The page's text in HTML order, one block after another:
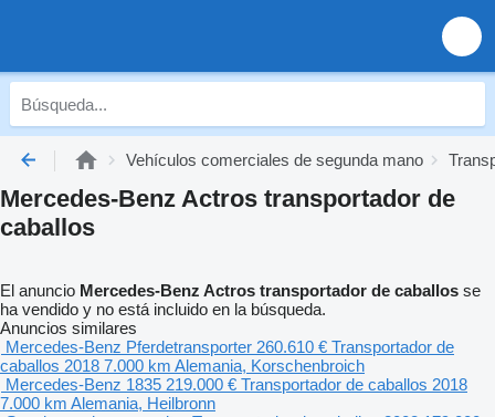
Vehículos comerciales de segunda mano
Mercedes-Benz Actros transportador de
caballos
El anuncio Mercedes-Benz Actros transportador de caballos se
ha vendido y no está incluido en la búsqueda.
Anuncios similares
Mercedes-Benz Pferdetransporter 260.610 € Transportador de
caballos 2018 7.000 km Alemania, Korschenbroich
Mercedes-Benz 1835 219.000 € Transportador de caballos 2018
7.000 km Alemania, Heilbronn